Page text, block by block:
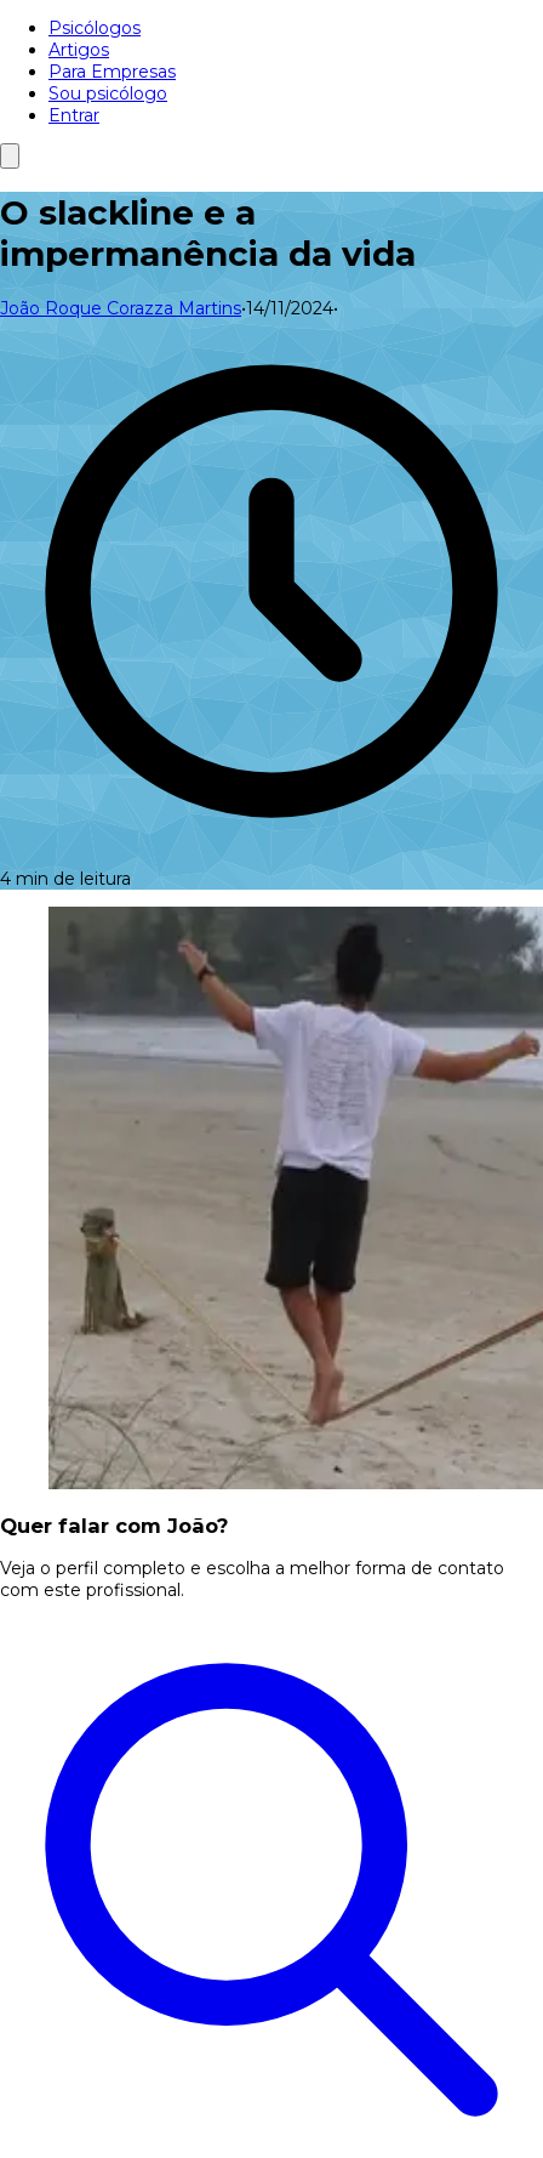
Psicólogos
Artigos
Para Empresas
Sou psicólogo
Entrar
O slackline e a
impermanência da vida
João Roque Corazza Martins•14/11/2024•
4 min de leitura
Quer falar com João?
Veja o perfil completo e escolha a melhor forma de contato
com este profissional.